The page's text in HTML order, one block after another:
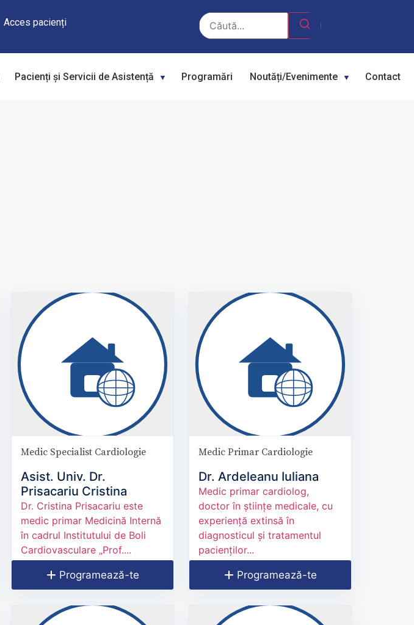
Acces pacienți
Pacienți și Servicii de Asistență Programări Noutăți/Evenimente Contact
Medic Specialist Cardiologie
Asist. Univ. Dr.
Prisacariu Cristina
Dr. Cristina Prisacariu este
medic primar Medicină Internă
în cadrul Institutului de Boli
Cardiovasculare „Prof....
Programează-te
Medic Primar Cardiologie
Dr. Ardeleanu Iuliana
Medic primar cardiolog,
doctor în științe medicale, cu
experiență extinsă în
diagnosticul și tratamentul
pacienților...
Programează-te